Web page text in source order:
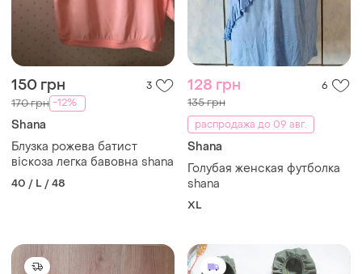
150 грн 3
170 грн -12%
Shana
Блузка рожева батист
віскоза легка бавовна shana
40 / L / 48
128 грн 6
135 грн
распродажа до 09 авг.
Shana
Голубая женская футболка
shana
XL